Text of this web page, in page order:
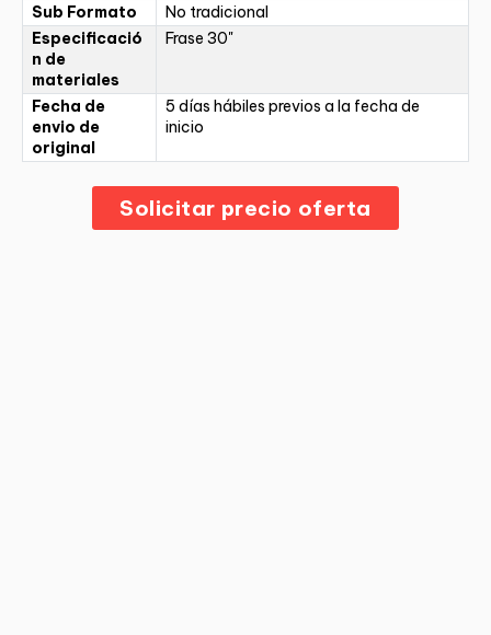
Sub Formato
No tradicional
Especificació
n de
materiales
Frase 30"
Fecha de
envio de
original
5 días hábiles previos a la fecha de
inicio
Solicitar precio oferta